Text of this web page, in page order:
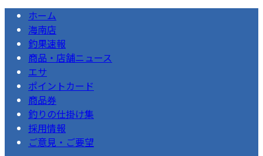
ホーム
海南店
釣果速報
商品・店舗ニュース
エサ
ポイントカード
商品券
釣りの仕掛け集
採用情報
ご意見・ご要望